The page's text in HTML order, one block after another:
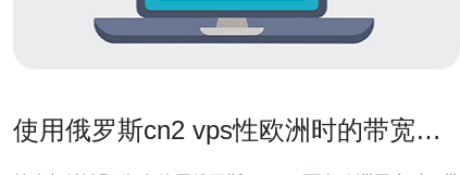
使用俄罗斯cn2 vps性欧洲时的带宽选